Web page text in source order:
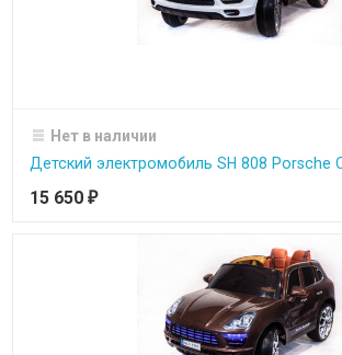
Нет в наличии
Детский электромобиль SH 808 Porsche
15 650 ₽